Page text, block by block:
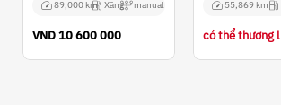
89,000 km Xăng manual
VND10 600 000
55,869 km
có thể thương